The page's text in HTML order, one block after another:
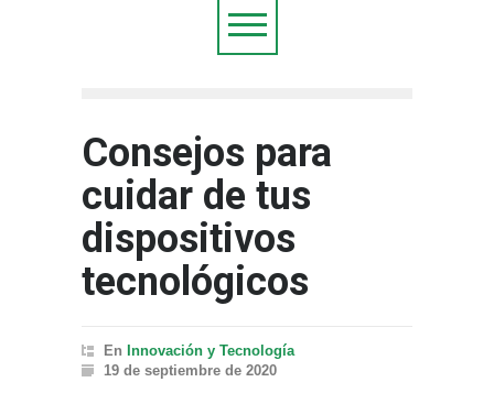
Consejos para
cuidar de tus
dispositivos
tecnológicos
En Innovación y Tecnología
19 de septiembre de 2020